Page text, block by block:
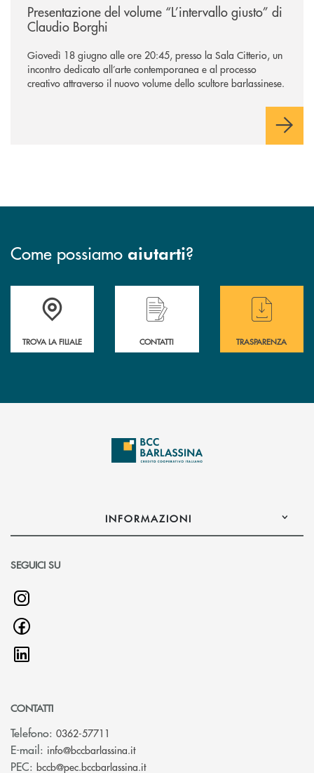
Presentazione del volume “L’intervallo giusto” di
Claudio Borghi
Giovedì 18 giugno alle ore 20:45, presso la Sala Citterio, un
incontro dedicato all’arte contemporanea e al processo
creativo attraverso il nuovo volume dello scultore barlassinese.
Come possiamo aiutarti?
Accedi all' elenco completo delle filiali di BCC Barlassina.
TROVA LA FILIALE
Hai bisogno di assistenza immediata ?
CONTATTI
Hai bisogno di
TRASPARENZA
INFORMAZIONI
SEGUICI SU
CONTATTI
Telefono: 0362-57711
E-mail: info@bccbarlassina.it(si apre l’app di posta elettronica)
PEC: bccb@pec.bccbarlassina.it(si apre l’app di posta elettronica)